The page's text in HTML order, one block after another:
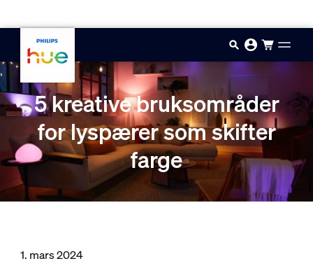
5 kreative bruksområder
for lyspærer som skifter
farge
1. mars 2024